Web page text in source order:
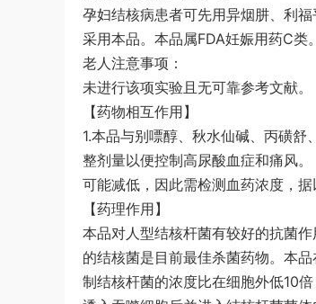
孕妇结核病患者可先用异烟肼、利
采用本品。本品属FDA妊娠用药C类。
老人注意事项：
未进行该项实验且无可靠参考文献。
【药物相互作用】
1.本品与别嘌醇、秋水仙碱、丙磺
整剂量以便控制高尿酸血症和痛风
可能减低，因此需检测血药浓度，据
【药理作用】
本品对人型结核杆菌有较好的抗菌
的结核菌是目前最佳杀菌药物。本
制结核杆菌的浓度比在细胞外低10